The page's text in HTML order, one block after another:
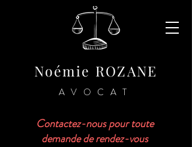
Noémie ROZANE
AVOCAT
Contactez-nous pour toute
demande de rendez-vous